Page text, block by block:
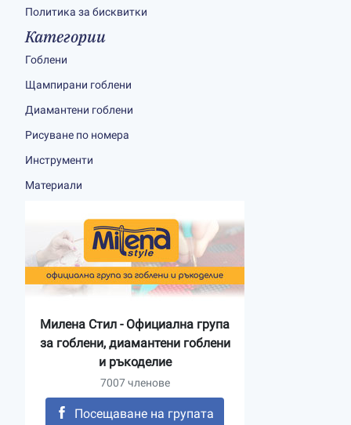
Политика за бисквитки
Категории
Гоблени
Щампирани гоблени
Диамантени гоблени
Рисуване по номера
Инструменти
Материали
Милена Стил - Официална група
за гоблени, диамантени гоблени
и ръкоделие
7007 членове
Посещаване на групата